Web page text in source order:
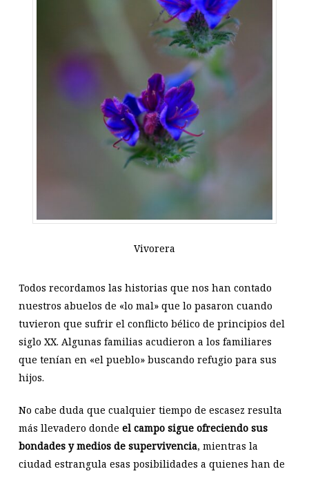
Vivorera
Todos recordamos las historias que nos han contado
nuestros abuelos de «lo mal» que lo pasaron cuando
tuvieron que sufrir el conflicto bélico de principios del
siglo XX. Algunas familias acudieron a los familiares
que tenían en «el pueblo» buscando refugio para sus
hijos.
No cabe duda que cualquier tiempo de escasez resulta
más llevadero donde el campo sigue ofreciendo sus
bondades y medios de supervivencia, mientras la
ciudad estrangula esas posibilidades a quienes han de